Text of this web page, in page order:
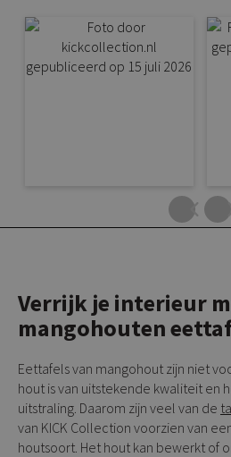
Verrijk je interieur
mangohouten
Eettafels van mangohout zijn niet
hout is van uitstekende kwaliteit en
uitstraling. Daarom zijn veel van de
van KICK Collection voorzien van
houtsoort. Het hout kan bewerkt of